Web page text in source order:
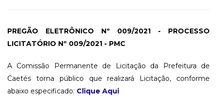
PREGÃO ELETRÔNICO Nº 009/2021 - PROCESSO
LICITATÓRIO Nº 009/2021 - PMC
A Comissão Permanente de Licitação da Prefeitura de
Caetés torna público que realizará Licitação, conforme
abaixo especificado: Clique Aqui